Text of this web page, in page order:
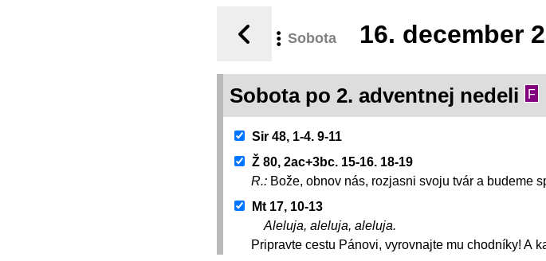
Sobota 16. december
Sobota po 2. adventnej nedeli F
Sir 48, 1-4. 9-11
Ž 80, 2ac+3bc. 15-16. 18-19
R.: Bože, obnov nás, rozjasni svoju tvár a budeme
Mt 17, 10-13
Aleluja, aleluja, aleluja.
Pripravte cestu Pánovi, vyrovnajte mu chodníky! A